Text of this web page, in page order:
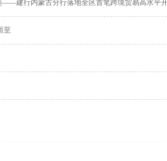
建行内蒙古分行落地全区首笔跨境贸易高水平
至